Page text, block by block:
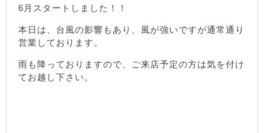
6月スタートしました！！
本日は、台風の影響もあり、風が強いですが通常通り
営業しております。
雨も降っておりますので、ご来店予定の方は気を付け
てお越し下さい。